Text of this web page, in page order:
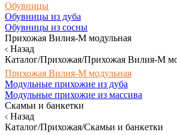
Обувницы
Обувницы из дуба
Обувницы из сосны
Прихожая Вилия-М модульная
Назад
Каталог/Прихожая/Прихожая Вилия-М
Прихожая Вилия-М модульная
Модульные прихожие из дуба
Модульные прихожие из массива
Скамьи и банкетки
Назад
Каталог/Прихожая/Скамьи и банкетки